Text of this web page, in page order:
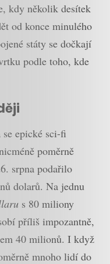
kdy několik desítek
od konce minulého
státy se dočkají
podle toho, kde
epické sci-fi
poměrně
srpna podařilo
dolarů. Na jednu
s 80 miliony
příliš impozantně,
40 milionů. I když
mnoho lidí do